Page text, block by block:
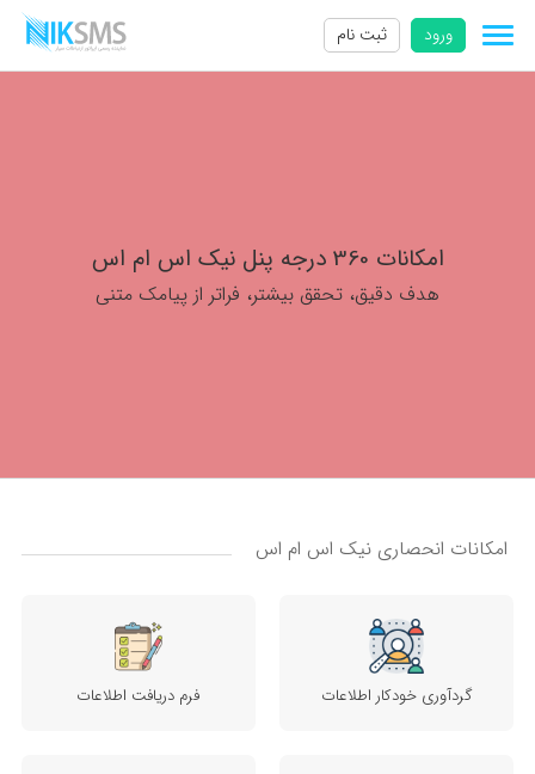
ورود ثبت نام
امکانات 360 درجه پنل نیک اس ام اس
هدف دقیق، تحقق بیشتر، فراتر از پیامک متنی
امکانات انحصاری نیک اس ام اس
گردآوری خودکار اطلاعات فرم دریافت اطلاعات